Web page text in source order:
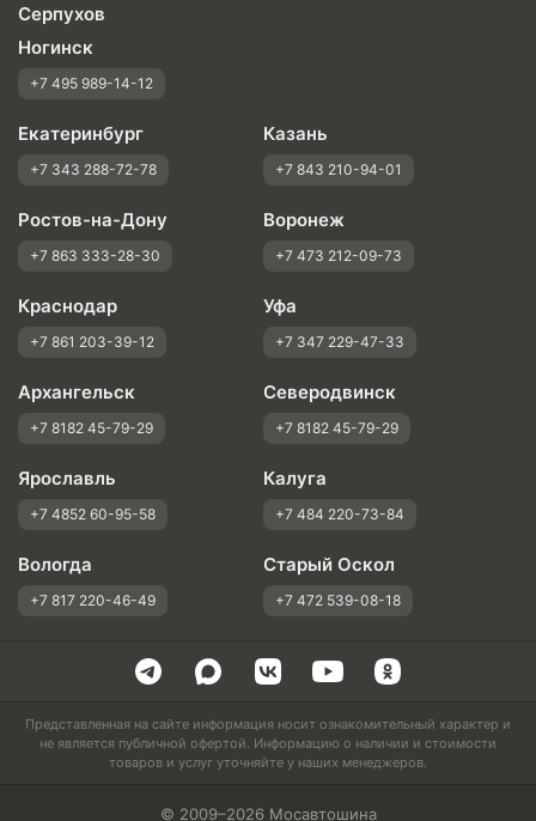
Серпухов
Ногинск
+7 495 989-14-12
Екатеринбург
+7 343 288-72-78
Казань
+7 843 210-94-01
Ростов-на-Дону
+7 863 333-28-30
Воронеж
+7 473 212-09-73
Краснодар
+7 861 203-39-12
Уфа
+7 347 229-47-33
Архангельск
+7 8182 45-79-29
Северодвинск
+7 8182 45-79-29
Ярославль
+7 4852 60-95-58
Калуга
+7 484 220-73-84
Вологда
+7 817 220-46-49
Старый Оскол
+7 472 539-08-18
Представленная на сайте информация носит ознакомительный характер и
не является публичной офертой. Информацию о наличии и стоимости
товаров и услуг уточняйте у наших менеджеров.
© 2009–2026 Мосавтошина